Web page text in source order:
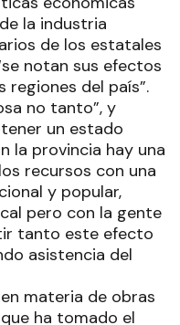
la industria
de los estatales
notan sus efectos
regiones del país”.
no tanto”, y
un estado
la provincia hay una
recursos con una
y popular,
pero con la gente
tanto este efecto
asistencia del
materia de obras
ha tomado el